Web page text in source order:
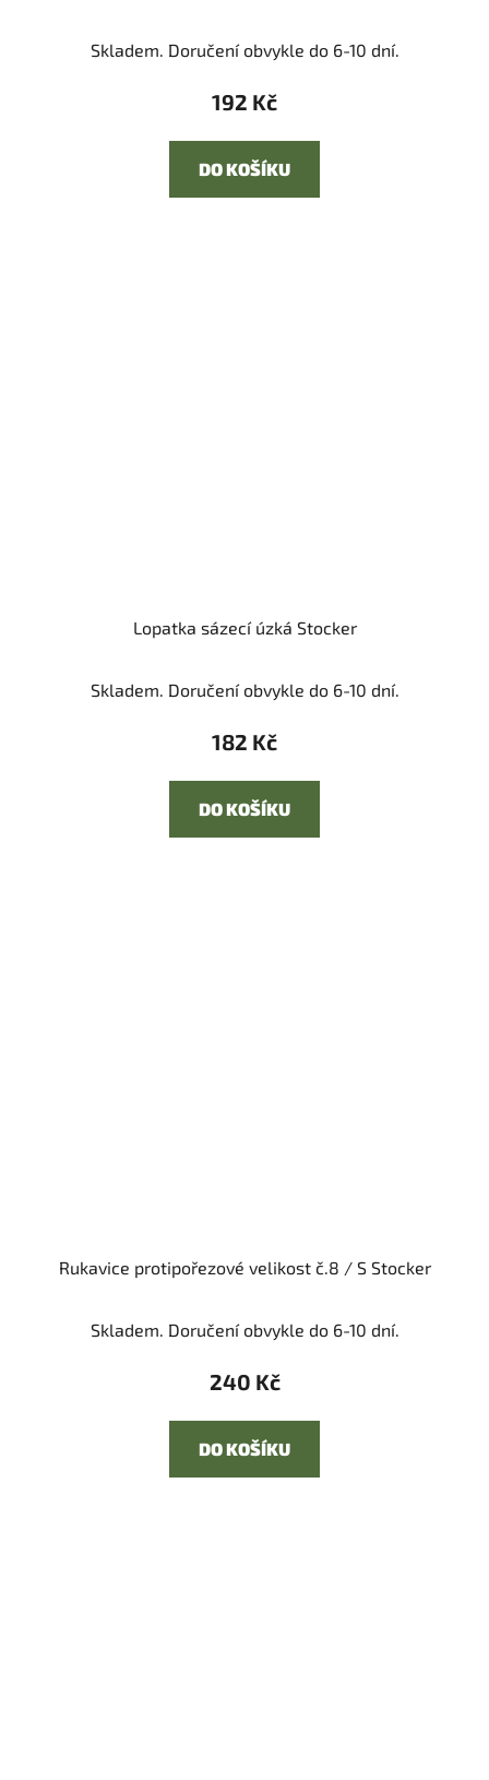
Skladem. Doručení obvykle do 6-10 dní.
192 Kč
DO KOŠÍKU
Lopatka sázecí úzká Stocker
Skladem. Doručení obvykle do 6-10 dní.
182 Kč
DO KOŠÍKU
Rukavice protipořezové velikost č.8 / S Stocker
Skladem. Doručení obvykle do 6-10 dní.
240 Kč
DO KOŠÍKU